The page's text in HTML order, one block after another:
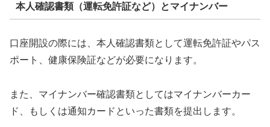
本人確認書類（運転免許証など）とマイナンバー
口座開設の際には、本人確認書類として運転免許証やパス
ポート、健康保険証などが必要になります。
また、マイナンバー確認書類としてはマイナンバーカー
ド、もしくは通知カードといった書類を提出します。